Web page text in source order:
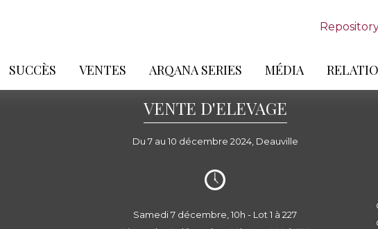
SUCCÈS VENTES ARQANA SERIES MÉDIA
VENTE D'ELEVAGE
Du 7 au 10 décembre 2024, Deauville
Samedi 7 décembre, 10h - Lot 1 à 227